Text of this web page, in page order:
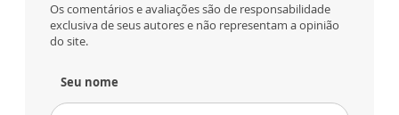
Os comentários e avaliações são de responsabilidade
exclusiva de seus autores e não representam a opinião
do site.
Seu nome